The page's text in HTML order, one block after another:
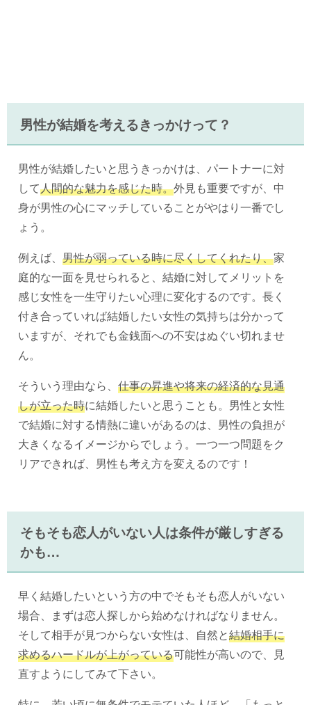
男性が結婚を考えるきっかけって？
男性が結婚したいと思うきっかけは、パートナーに対
して人間的な魅力を感じた時。外見も重要ですが、中
身が男性の心にマッチしていることがやはり一番でし
ょう。
例えば、 男性が弱っている時に尽くしてくれたり、家
庭的な一面を見せられると、結婚に対してメリットを
感じ女性を一生守りたい心理に変化するのです。長く
付き合っていれば結婚したい女性の気持ちは分かって
いますが、それでも金銭面への不安はぬぐい切れませ
ん。
そういう理由なら、 仕事の昇進や将来の経済的な見通
しが立った時に結婚したいと思うことも。男性と女性
で結婚に対する情熱に違いがあるのは、男性の負担が
大きくなるイメージからでしょう。一つ一つ問題をク
リアできれば、男性も考え方を変えるのです！
そもそも恋人がいない人は条件が厳しすぎる
かも…
早く結婚したいという方の中でそもそも恋人がいない
場合、まずは恋人探しから始めなければなりません。
そして相手が見つからない女性は、自然と結婚相手に
求めるハードルが上がっている可能性が高いので、見
直すようにしてみて下さい。